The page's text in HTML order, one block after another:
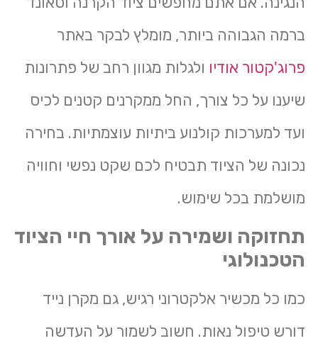
ברמה הגבוהה ביותר, מומלץ לבקר באתר
פרוג'קטור אודיוולגלות מגוון רחב של פתרונות
שיענו על כל צורך, החל ממקרנים קטנים לכיס
ועד למערכות קולנוע ביתיות עוצמתיות. בחירה
נכונה של הציוד תבטיח לכם שקט נפשי וחוויה
מושלמת בכל שימוש.
תחזוקה ושמירה על אורך חיי הציוד
הטכנולוגי
כמו כל מכשיר אלקטרוני רגיש, גם מקרן נייד
דורש טיפול נאות. חשוב לשמור על העדשה